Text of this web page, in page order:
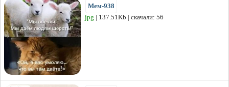
Мем-938
jpg | 137.51Kb | скачали: 56